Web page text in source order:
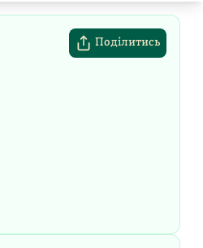
Поділитись